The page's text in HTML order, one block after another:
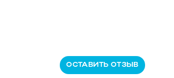
ОСТАВИТЬ ОТЗЫВ